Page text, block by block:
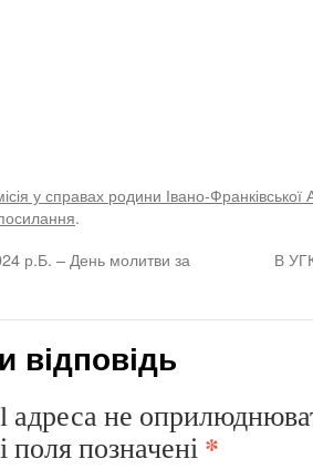
у справах родини Івано-Франківської
.
р.Б. – День молитви за
В
відповідь
не
поля позначені *